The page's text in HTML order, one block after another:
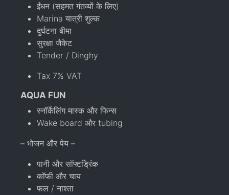
ईंधन (सहमत गंतव्यों के लिए)
Marina यात्री शुल्क
दुर्घटना बीमा
सुरक्षा जैकेट
Tender / Dinghy
Tax 7% VAT
AQUA FUN
स्नॉर्केलिंग मास्क और फिन्स
Wake board और tubing
– भोजन और पेय –
पानी और सॉफ्टड्रिंक
कॉफी और चाय
फल / नाश्ता